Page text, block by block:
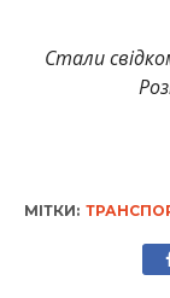
Стали
МІТКИ: